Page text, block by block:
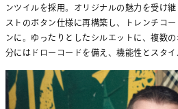
ンツイルを採用。オリジナルの魅力を受け
ストのボタン仕様に再構築し、トレンチコ
ンに。ゆったりとしたシルエットに、複数
分にはドローコードを備え、機能性とスタイ